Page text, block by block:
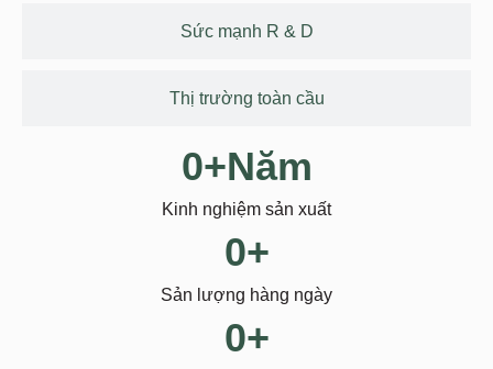
Sức mạnh R & D
Thị trường toàn cầu
Kinh nghiệm sản xuất
0+Năm
Sản lượng hàng ngày
0+
0+